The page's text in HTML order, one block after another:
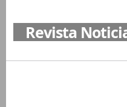
Revista